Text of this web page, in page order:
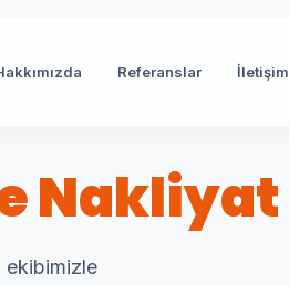
Referanslar İletişim
Nakliyat
ekibimizle